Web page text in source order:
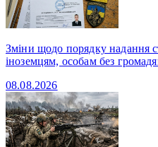
Зміни щодо порядку надання
іноземцям, особам без
08.08.2026